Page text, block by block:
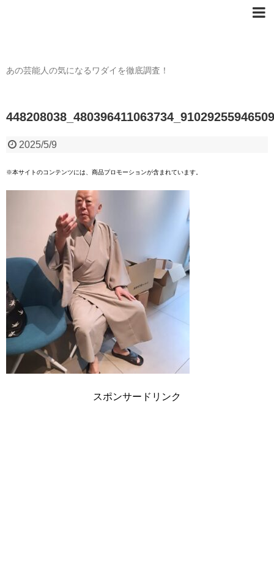
あの芸能人の気になるワダイを徹底調査！
2025/5/9
※本サイトのコンテンツには、商品プロモーションが含まれています。
スポンサードリンク